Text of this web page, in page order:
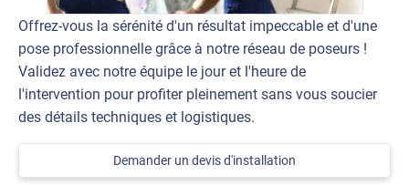
Offrez-vous la sérénité d'un résultat impeccable et d'une
pose professionnelle grâce à notre réseau de poseurs !
Validez avec notre équipe le jour et l'heure de
l'intervention pour profiter pleinement sans vous soucier
des détails techniques et logistiques.
Demander un devis d'installation